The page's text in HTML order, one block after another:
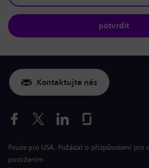
potvrdit
Kontaktujte nás
Pouze pro USA: Požádat o přizpůsobení pro
postižením